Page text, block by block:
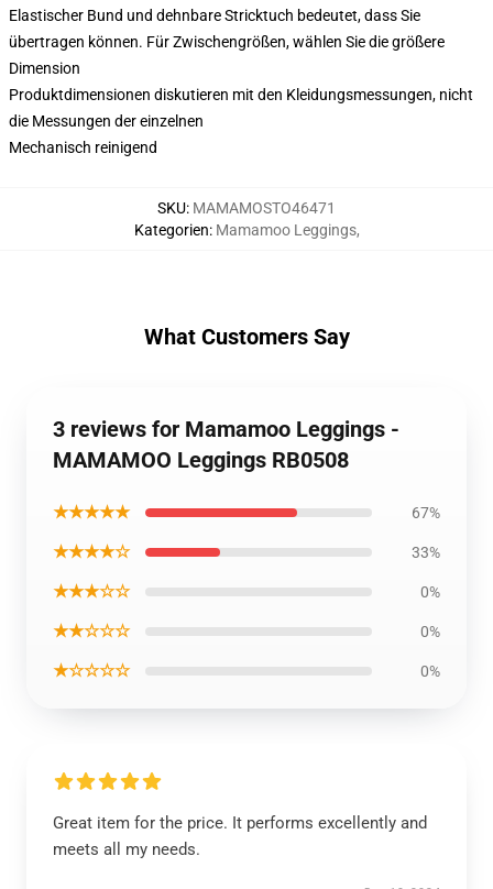
Elastischer Bund und dehnbare Stricktuch bedeutet, dass Sie
übertragen können. Für Zwischengrößen, wählen Sie die größere
Dimension
Produktdimensionen diskutieren mit den Kleidungsmessungen, nicht
die Messungen der einzelnen
Mechanisch reinigend
SKU: MAMAMOSTO46471
Kategorien: Mamamoo Leggings,
What Customers Say
3 reviews for Mamamoo Leggings -
MAMAMOO Leggings RB0508
★★★★★ 67%
★★★★☆ 33%
★★★☆☆ 0%
★★☆☆☆ 0%
★☆☆☆☆ 0%
Great item for the price. It performs excellently and
meets all my needs.